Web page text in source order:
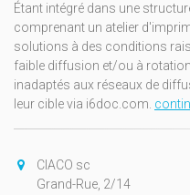
Étant intégré dans une
comprenant un atelier
solutions à des conditions
faible diffusion et/ou à
inadaptés aux réseaux de
leur cible via i6doc.com.
CIACO sc
Grand-Rue, 2/14